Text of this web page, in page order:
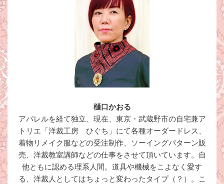
樋口かおる
アパレルを経て独立、現在、東京・武蔵野市の自宅兼ア
トリエ「洋裁工房 ひぐち」にて各種オーダードレス、
着物リメイク服などの受注制作、ソーイングパターン販
売、洋裁教室講師などの仕事をさせて頂いています。自
他ともに認める理系人間。道具や機械をこよなく愛す
る、洋裁人としてはちょっと変わったタイプ（？）。こ